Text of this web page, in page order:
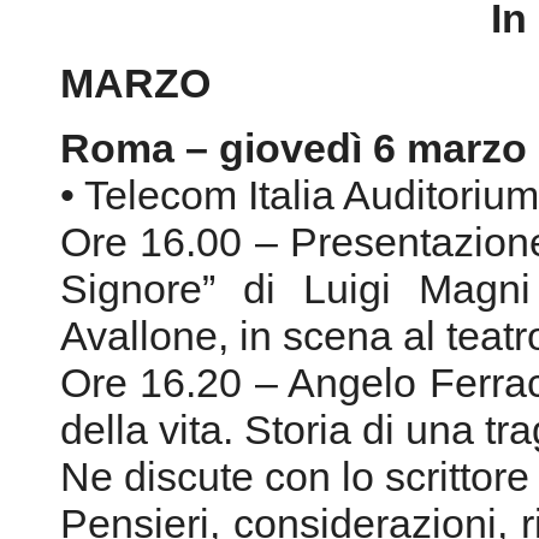
In
MARZO
Roma – giovedì 6 marzo
• Telecom Italia
Ore 16.00 –
Signore” di Luigi
Avallone, in scena al
Ore 16.20 – Angelo
della vita. Storia di una
Ne discute con lo
Pensieri, considerazioni,